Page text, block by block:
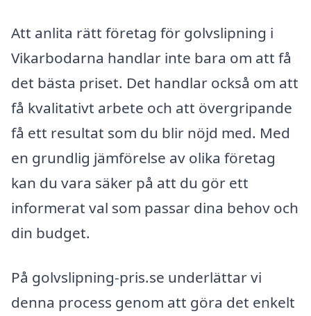
Att anlita rätt företag för golvslipning i
Vikarbodarna handlar inte bara om att få
det bästa priset. Det handlar också om att
få kvalitativt arbete och att övergripande
få ett resultat som du blir nöjd med. Med
en grundlig jämförelse av olika företag
kan du vara säker på att du gör ett
informerat val som passar dina behov och
din budget.
På golvslipning-pris.se underlättar vi
denna process genom att göra det enkelt